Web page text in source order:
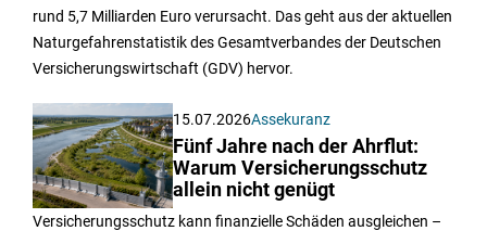
rund 5,7 Milliarden Euro verursacht. Das geht aus der aktuellen
Naturgefahrenstatistik des Gesamtverbandes der Deutschen
Versicherungswirtschaft (GDV) hervor.
15.07.2026Assekuranz
Fünf Jahre nach der Ahrflut:
Warum Versicherungsschutz
allein nicht genügt
Versicherungsschutz kann finanzielle Schäden ausgleichen –